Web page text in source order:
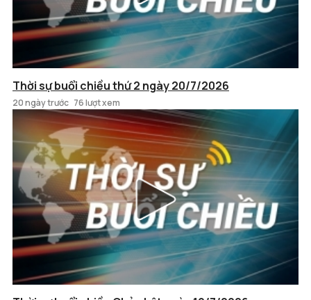
Thời sự buổi chiều thứ 2 ngày 20/7/2026
20 ngày trước 76 lượt xem